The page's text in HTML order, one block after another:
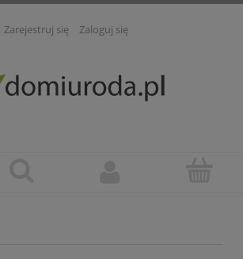
Zarejestruj się Zaloguj się